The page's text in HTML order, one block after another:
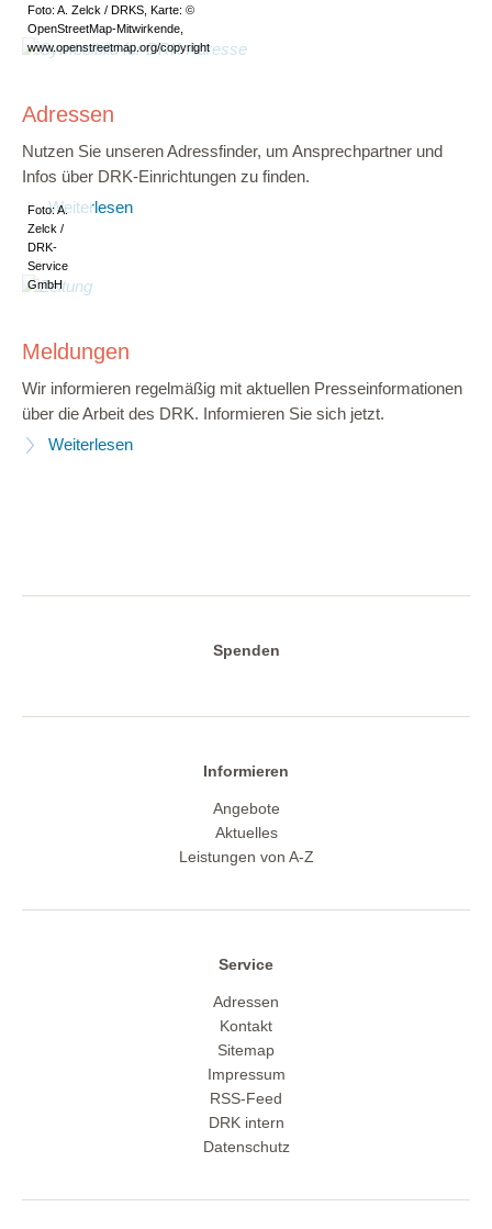
Foto: A. Zelck / DRKS, Karte: ©
OpenStreetMap-Mitwirkende,
www.openstreetmap.org/copyright
Adressen
Nutzen Sie unseren Adressfinder, um Ansprechpartner und
Infos über DRK-Einrichtungen zu finden.
Weiterlesen
Foto: A.
Zelck /
DRK-
Service
GmbH
Meldungen
Wir informieren regelmäßig mit aktuellen Presseinformationen
über die Arbeit des DRK. Informieren Sie sich jetzt.
Weiterlesen
Spenden
Informieren
Angebote
Aktuelles
Leistungen von A-Z
Service
Adressen
Kontakt
Sitemap
Impressum
RSS-Feed
DRK intern
Datenschutz